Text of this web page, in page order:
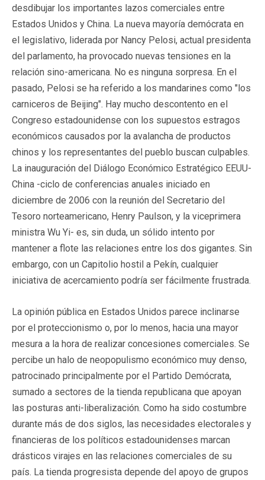
desdibujar los importantes lazos comerciales entre
Estados Unidos y China. La nueva mayoría demócrata en
el legislativo, liderada por Nancy Pelosi, actual presidenta
del parlamento, ha provocado nuevas tensiones en la
relación sino-americana. No es ninguna sorpresa. En el
pasado, Pelosi se ha referido a los mandarines como "los
carniceros de Beijing". Hay mucho descontento en el
Congreso estadounidense con los supuestos estragos
económicos causados por la avalancha de productos
chinos y los representantes del pueblo buscan culpables.
La inauguración del Diálogo Económico Estratégico EEUU-
China -ciclo de conferencias anuales iniciado en
diciembre de 2006 con la reunión del Secretario del
Tesoro norteamericano, Henry Paulson, y la viceprimera
ministra Wu Yi- es, sin duda, un sólido intento por
mantener a flote las relaciones entre los dos gigantes. Sin
embargo, con un Capitolio hostil a Pekín, cualquier
iniciativa de acercamiento podría ser fácilmente frustrada.
La opinión pública en Estados Unidos parece inclinarse
por el proteccionismo o, por lo menos, hacia una mayor
mesura a la hora de realizar concesiones comerciales. Se
percibe un halo de neopopulismo económico muy denso,
patrocinado principalmente por el Partido Demócrata,
sumado a sectores de la tienda republicana que apoyan
las posturas anti-liberalización. Como ha sido costumbre
durante más de dos siglos, las necesidades electorales y
financieras de los políticos estadounidenses marcan
drásticos virajes en las relaciones comerciales de su
país. La tienda progresista depende del apoyo de grupos